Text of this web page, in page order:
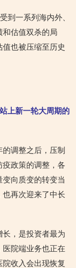
到一系列海内外、
和估值双杀的局
也被压缩至历史
上新一轮大周期的
调整之后，压制
疫政策的调整，各
向质变的转变当
也再次迎来了中长
，是投资者最为
医院端业务也正在
收入会出现恢复